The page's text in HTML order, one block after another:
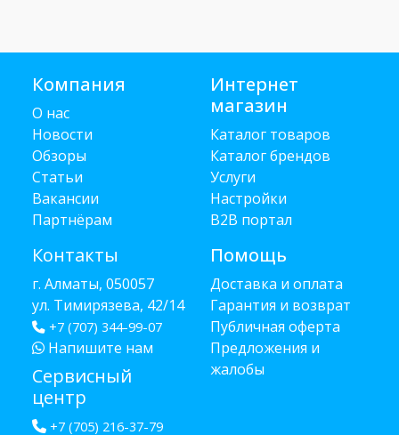
Компания
О нас
Новости
Обзоры
Статьи
Вакансии
Партнёрам
Контакты
г. Алматы, 050057
ул. Тимирязева, 42/14
+7 (707) 344-99-07
Напишите нам
Сервисный
центр
+7 (705) 216-37-79
Интернет
магазин
Каталог товаров
Каталог брендов
Услуги
Настройки
B2B портал
Помощь
Доставка и оплата
Гарантия и возврат
Публичная оферта
Предложения и
жалобы